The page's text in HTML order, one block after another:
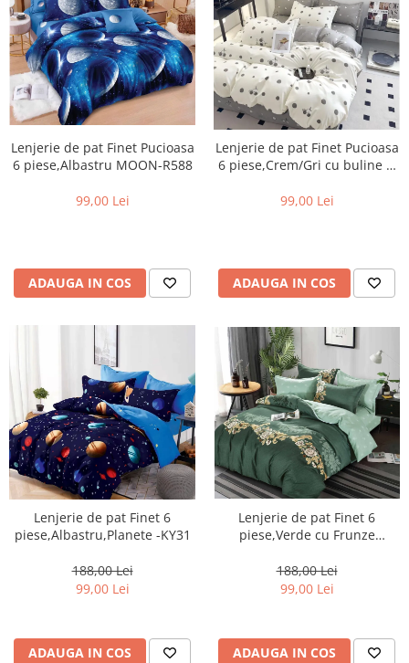
Lenjerie de pat Finet Pucioasa
6 piese,Albastru MOON-R588
99,00 Lei
ADAUGA IN COS
Lenjerie de pat Finet Pucioasa
6 piese,Crem/Gri cu buline si
99,00 Lei
ADAUGA IN COS
Lenjerie de pat Finet 6
piese,Albastru,Planete -KY31
188,00 Lei
99,00 Lei
ADAUGA IN COS
Lenjerie de pat Finet 6
piese,Verde cu Frunze
188,00 Lei
99,00 Lei
ADAUGA IN COS